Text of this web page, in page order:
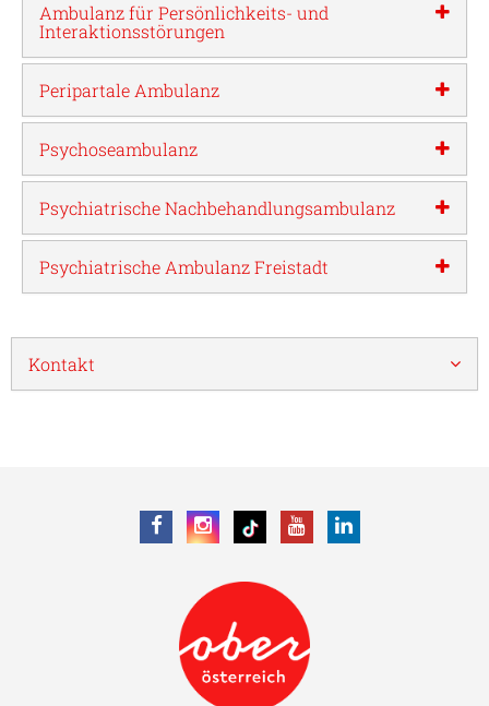
Ambulanz für Persönlichkeits- und
Interaktionsstörungen
Peripartale Ambulanz
Psychoseambulanz
Psychiatrische Nachbehandlungsambulanz
Psychiatrische Ambulanz Freistadt
Kontakt